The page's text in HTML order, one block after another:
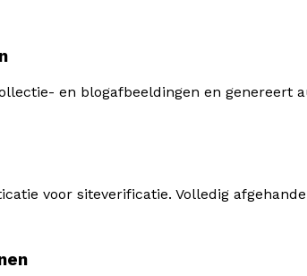
en blogafbeeldingen en genereert
voor siteverificatie. Volledig